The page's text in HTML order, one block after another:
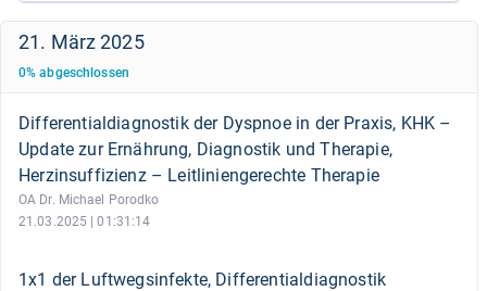
21. März 2025
0% abgeschlossen
Differentialdiagnostik der Dyspnoe in der Praxis, KHK –
Update zur Ernährung, Diagnostik und Therapie,
Herzinsuffizienz – Leitliniengerechte Therapie
OA Dr. Michael Porodko
21.03.2025 | 01:31:14
1x1 der Luftwegsinfekte, Differentialdiagnostik